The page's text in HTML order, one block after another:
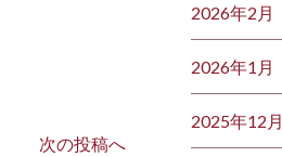
次の投稿へ
2026年2月
2026年1月
2025年12月